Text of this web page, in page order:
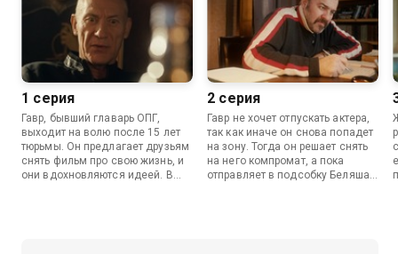
1 серия
Гавр, бывший главарь ОПГ,
выходит на волю после 15 лет
тюрьмы. Он предлагает друзьям
снять фильм про свою жизнь, и
они вдохновляются идеей. В
2 серия
Гавр не хочет отпускать актера,
так как иначе он снова попадет
на зону. Тогда он решает снять
на него компромат, а пока
отправляет в подсобку Беляша.